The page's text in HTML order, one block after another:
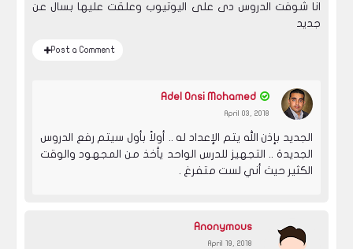
انا شوفت الدروس دى على اليوتيوب وعلقت عليها بسال عن
جديد
Post a Comment
Adel Onsi Mohamed
April 03, 2018
الجديد بإذن الله يتم الإعداد له .. أولاً بأول سيتم رفع الدروس
الجديدة .. التجهيز للدرس الواحد يأخذ من المجهود والوقت
الكثير حيث أني لست متفرغ .
Anonymous
April 19, 2018